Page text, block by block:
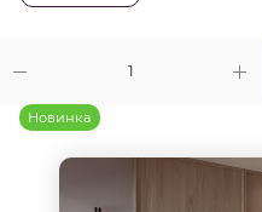
Новинка